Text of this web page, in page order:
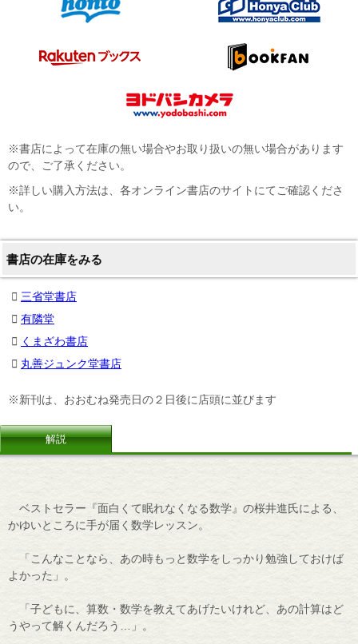
※書店によって在庫の無い場合やお取り扱いの無い場合があります
ので、ご了承ください。
※詳しい購入方法は、各オンライン書店のサイトにてご確認くださ
い。
書店の在庫をみる
三省堂書店
有隣堂
くまざわ書店
丸善ジュンク堂書店
※新刊は、おおむね発売日の２日後に店頭に並びます
解説
ベストセラー『面白くて眠れなくなる数学』の桜井進氏による、
かゆいところに手が届く数学レッスン。
「こんなことなら、あの時もっと数学をしっかり勉強しておけば
よかった」。
「子どもに、算数・数学を教えてあげたいけれど、あの計算はど
うやって解くんだろう…」。